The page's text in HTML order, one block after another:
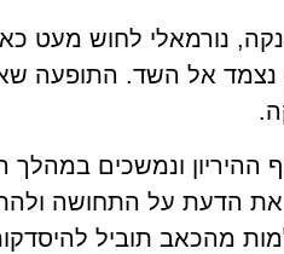
נורמאלי לחוש מעט
נצמד אל השד. התופעה
ההיריון ונמשכים במהלך
הדעת על התחושה
מהכאב תוביל